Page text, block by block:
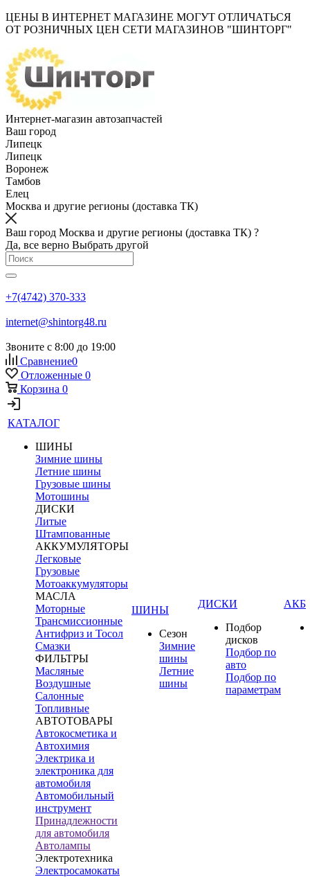
ЦЕНЫ В ИНТЕРНЕТ МАГАЗИНЕ МОГУТ ОТЛИЧАТЬСЯ
ОТ РОЗНИЧНЫХ ЦЕН СЕТИ МАГАЗИНОВ "ШИНТОРГ"
Интернет-магазин автозапчастей
Ваш город
Липецк
Липецк
Воронеж
Тамбов
Елец
Москва и другие регионы (доставка ТК)
Ваш город Москва и другие регионы (доставка ТК) ?
Да, все верно Выбрать другой
+7(4742) 370-333
internet@shintorg48.ru
Звоните с 8:00 до 19:00
Сравнение0
Отложенные 0
Корзина 0
КАТАЛОГ
ШИНЫ
Зимние шины
Летние шины
Грузовые шины
Мотошины
ДИСКИ
Литые
Штампованные
АККУМУЛЯТОРЫ
Легковые
Грузовые
Мотоаккумуляторы
МАСЛА
Моторные
Трансмиссионные
Антифриз и Тосол
Смазки
ФИЛЬТРЫ
Масляные
Воздушные
Салонные
Топливные
АВТОТОВАРЫ
Автокосметика и
Автохимия
Электрика и
электроника для
автомобиля
Автомобильный
инструмент
Принадлежности
для автомобиля
Автолампы
Электротехника
Электросамокаты
ШИНЫ
Сезон
Зимние
шины
Летние
шины
ДИСКИ
Подбор
дисков
Подбор по
авто
Подбор по
параметрам
АКБ